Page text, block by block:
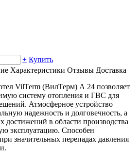
+ Купить
Характеристики Отзывы Доставка
VilTerm (ВилТерм) А 24 позволяет
систему отопления и ГВС для
Атмосферное устройство
надежность и долговечность, а
достижений в области производства
эксплуатацию. Способен
значительных перепадах давления